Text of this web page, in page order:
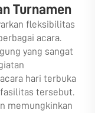
Turnamen
fleksibilitas
acara.
yang sangat
hari terbuka
tersebut.
memungkinkan